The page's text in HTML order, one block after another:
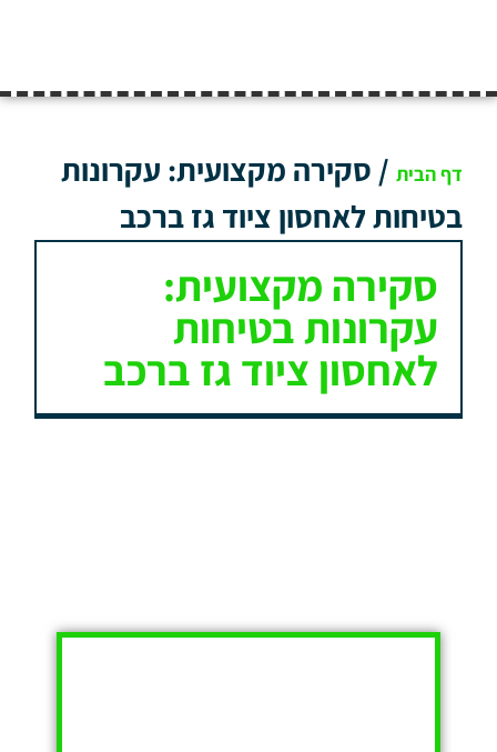
דף הבית / סקירה מקצועית: עקרונות
בטיחות לאחסון ציוד גז ברכב
סקירה מקצועית:
עקרונות בטיחות
לאחסון ציוד גז ברכב